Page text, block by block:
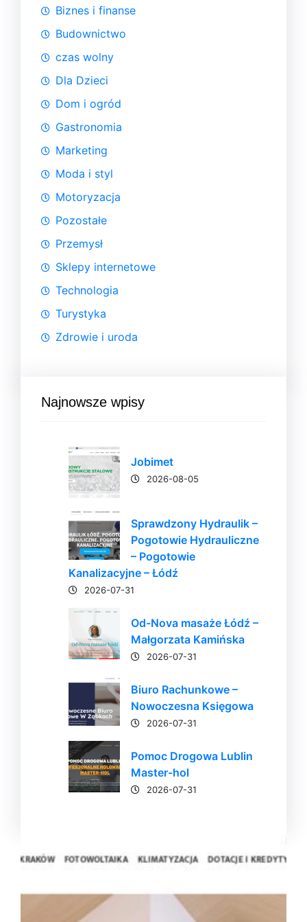
Biznes i finanse
Budownictwo
czas wolny
Dla Dzieci
Dom i ogród
Gastronomia
Marketing
Moda i styl
Motoryzacja
Pozostałe
Przemysł
Sklepy internetowe
Technologia
Turystyka
Zdrowie i uroda
Najnowsze wpisy
Jobimet
2026-08-05
Sprawdzony Hydraulik –
Pogotowie Hydrauliczne
– Pogotowie
Kanalizacyjne – Łódź
2026-07-31
Od-Nova masaże Łódź –
Małgorzata Kamińska
2026-07-31
Biuro Rachunkowe –
Nowoczesna Księgowa
2026-07-31
Pomoc Drogowa Lublin
Master-hol
2026-07-31